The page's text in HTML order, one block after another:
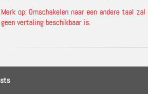
Merk op: Omschakelen naar een andere taal
geen vertaling beschikbaar is.